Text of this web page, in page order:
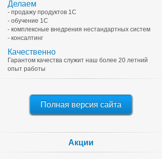
Делаем
- продажу продуктов 1С
- обучение 1С
- комплексные внедрения нестандартных систем
- консалтинг
Качественно
Гарантом качества служит наш более 20 летний
опыт работы
Полная версия сайта
Акции